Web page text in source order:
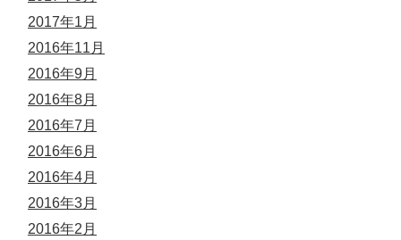
2017年1月
2016年11月
2016年9月
2016年8月
2016年7月
2016年6月
2016年4月
2016年3月
2016年2月